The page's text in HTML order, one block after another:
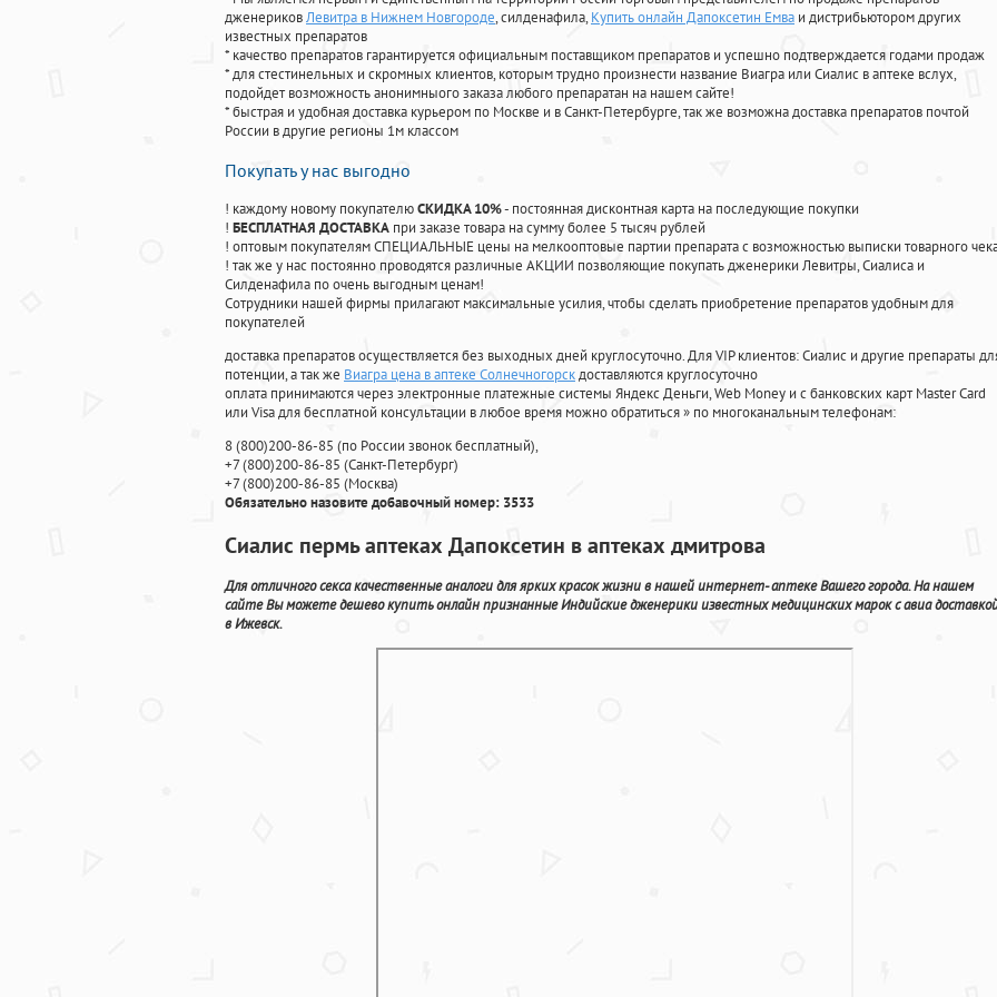
дженериковЛевитра в Нижнем Новгороде, силденафила, Купить онлайн Дапоксетин Емва и дистрибьютором других
известных препаратов
* качество препаратов гарантируется официальным поставщиком препаратов и успешно подтверждается годами продаж
* для стестинельных и скромных клиентов, которым трудно произнести название Виагра или Сиалис в аптеке вслух,
подойдет возможность анонимныого заказа любого препаратан на нашем сайте!
* быстрая и удобная доставка курьером по Москве и в Санкт-Петербурге, так же возможна доставка препаратов почтой
России в другие регионы 1м классом
Покупать у нас выгодно
! каждому новому покупателюСКИДКА 10%- постоянная дисконтная карта на последующие покупки
! БЕСПЛАТНАЯ ДОСТАВКА при заказе товара на сумму более 5 тысяч рублей
! оптовым покупателям СПЕЦИАЛЬНЫЕ цены на мелкооптовые партии препарата с возможностью выписки товарного
! так же у нас постоянно проводятся различные АКЦИИ позволяющие покупать дженерики Левитры, Сиалиса и
Силденафила по очень выгодным ценам!
Cотрудники нашей фирмы прилагают максимальные усилия, чтобы сделать приобретение препаратов удобным для
покупателей
доставка препаратов осуществляется без выходных дней круглосуточно. Для VIP клиентов: Сиалис и другие препараты
потенции, а так же Виагра цена в аптеке Солнечногорскдоставляются круглосуточно
оплата принимаются через электронные платежные системы Яндекс Деньги, Web Money и с банковских карт Master Card
или Visa для бесплатной консультации в любое время можно обратиться» по многоканальным телефонам:
8(800)200-86-85 (по России звонок бесплатный),
+7(800)200-86-85 (Санкт-Петербург)
+7(800)200-86-85 (Москва)
Обязательно назовите добавочный номер: 3533
Сиалис пермь аптеках Дапоксетин в аптеках дмитрова
Для отличного секса качественные аналоги для ярких красок жизни в нашей интернет- аптеке Вашего города. На нашем
сайте Вы можете дешево купить онлайн признанные Индийские дженерики известных медицинских марок с авиа
в Ижевск.